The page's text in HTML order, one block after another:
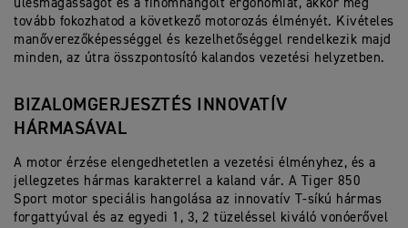
ülésmagasságot és a finomhangolt ergonómiát, akkor még
tovább fokozhatod a következő motorozás élményét. Kivételes
manőverezőképességgel és kezelhetőséggel rendelkezik majd
minden, az útra összpontosító kalandos vezetési helyzetben.
BIZALOMGERJESZTÉS INNOVATÍV
HÁRMASÁVAL
A motor érzése elengedhetetlen a vezetési élményhez, és a
jellegzetes hármas karakterrel a kaland vár. A Tiger 850
Sport motor speciális hangolása az innovatív T-síkú hármas
forgattyúval és az egyedi 1, 3, 2 tüzeléssel kiváló vonóerővel